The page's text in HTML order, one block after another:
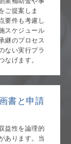
ご提案しま
要件も考慮し
スケジュール
継のプロセス
ない実行プラ
なげます。
書と申請
益性を論理的
あります。当